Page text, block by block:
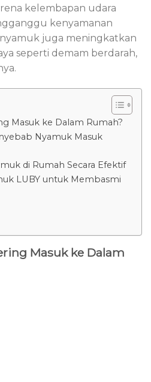
kelembapan udara
kenyamanan
juga meningkatkan
seperti demam berdarah,
Masuk ke Dalam Rumah?
Nyamuk Masuk
di Rumah Secara Efektif
LUBY untuk Membasmi
Masuk ke Dalam